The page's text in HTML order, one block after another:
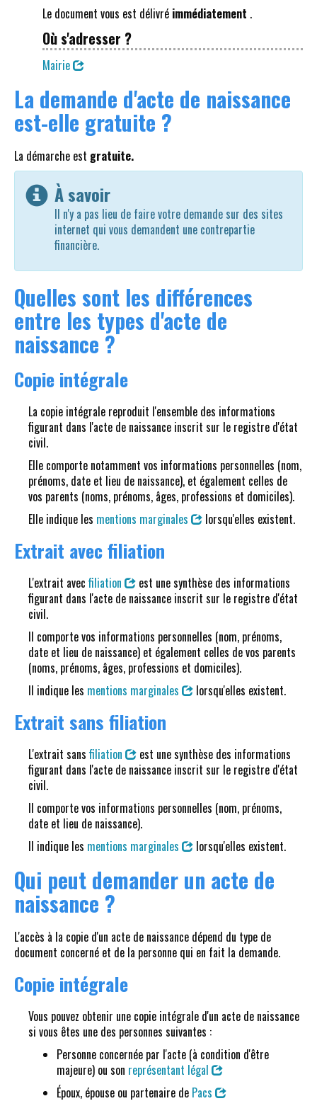
Le document vous est délivré immédiatement .
Où s'adresser ?
Mairie
La demande d'acte de naissance
est-elle gratuite ?
La démarche est gratuite.
À savoir
Il n'y a pas lieu de faire votre demande sur des sites
internet qui vous demandent une contrepartie
financière.
Quelles sont les différences
entre les types d'acte de
naissance ?
Copie intégrale
La copie intégrale reproduit l'ensemble des informations
figurant dans l'acte de naissance inscrit sur le registre d'état
civil.
Elle comporte notamment vos informations personnelles (nom,
prénoms, date et lieu de naissance), et également celles de
vos parents (noms, prénoms, âges, professions et domiciles).
Elle indique les mentions marginales lorsqu'elles existent.
Extrait avec filiation
L'extrait avecfiliation
est une synthèse des informations
figurant dans l'acte de naissance inscrit sur le registre d'état
civil.
Il comporte vos informations personnelles (nom, prénoms,
date et lieu de naissance) et également celles de vos parents
(noms, prénoms, âges, professions et domiciles).
Il indique les mentions marginales lorsqu'elles existent.
Extrait sans filiation
L'extrait sansfiliation
est une synthèse des informations
figurant dans l'acte de naissance inscrit sur le registre d'état
civil.
Il comporte vos informations personnelles (nom, prénoms,
date et lieu de naissance).
Il indique les mentions marginales lorsqu'elles existent.
Qui peut demander un acte de
naissance ?
L'accès à la copie d'un acte de naissance dépend du type de
document concerné et de la personne qui en fait la demande.
Copie intégrale
Vous pouvez obtenir une copie intégrale d'un acte de naissance
si vous êtes une des personnes suivantes :
Personne concernée par l'acte (à condition d'être
majeure) ou son représentant légal
Époux, épouse ou partenaire de Pacs